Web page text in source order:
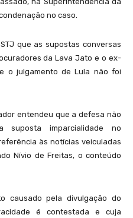
no caso.
que as supostas conversas
da Lava Jato e o ex-
o julgamento de Lula não foi
entendeu que a defesa não
suposta imparcialidade no
às notícias veiculadas
Nívio de Freitas, o conteúdo
causado pela divulgação do
é contestada e cuja